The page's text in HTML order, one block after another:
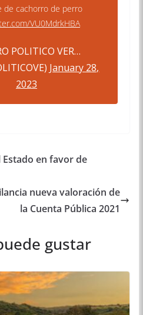
de cachorro de perro
VU0MdrkHBA
POLITICO VER…
January 28,
2023
en favor de
nueva valoración de
la Cuenta Pública 2021
gustar